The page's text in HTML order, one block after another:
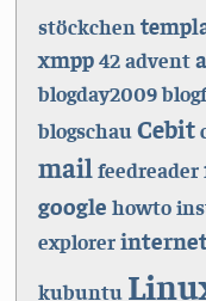
stöckchen
xmpp42advent
blogday2009
blogschauCebit
mailfeedreader
google howto
explorer
kubuntu